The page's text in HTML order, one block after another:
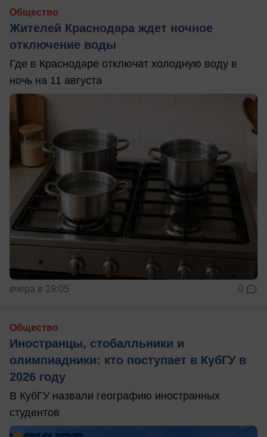
Общество
Жителей Краснодара ждет ночное
отключение воды
Где в Краснодаре отключат холодную воду в
ночь на 11 августа
вчера в 19:05 0
Общество
Иностранцы, стобалльники и
олимпиадники: кто поступает в КубГУ в
2026 году
В КубГУ назвали географию иностранных
студентов